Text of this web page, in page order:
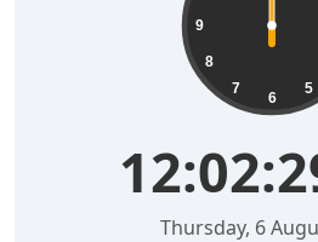
5
6
7
8
9
Thursday, 6